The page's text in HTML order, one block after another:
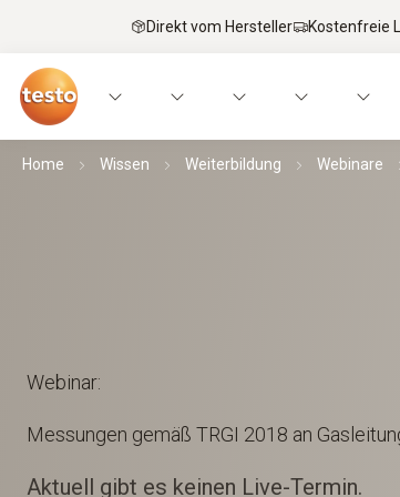
Direkt vom Hersteller Kostenfreie
Home Wissen Weiterbildung Webinare
Webinar:
Messungen gemäß TRGI 2018 an
Aktuell gibt es keinen Live-Termin.